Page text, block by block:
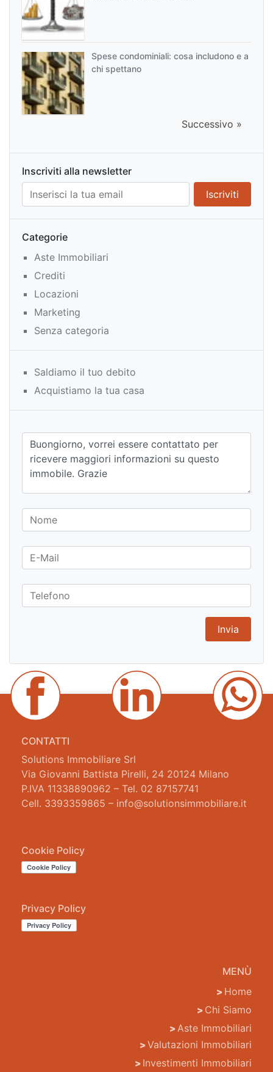
Spese condominiali: cosa includono e a
chi spettano
Successivo »
Inscriviti alla newsletter
Categorie
Aste Immobiliari
Crediti
Locazioni
Marketing
Senza categoria
Saldiamo il tuo debito
Acquistiamo la tua casa
CONTATTI
Solutions Immobiliare Srl
Via Giovanni Battista Pirelli, 24 20124 Milano
P.IVA 11338890962 – Tel. 02 87157741
Cell. 3393359865 – info@solutionsimmobiliare.it
Cookie Policy
Privacy Policy
MENÙ
Home
Chi Siamo
Aste Immobiliari
Valutazioni Immobiliari
Investimenti Immobiliari